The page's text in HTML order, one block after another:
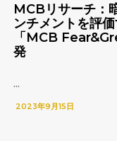
MCBリサーチ：
ンチメントを評
「MCB
発
...
2023年9月15日